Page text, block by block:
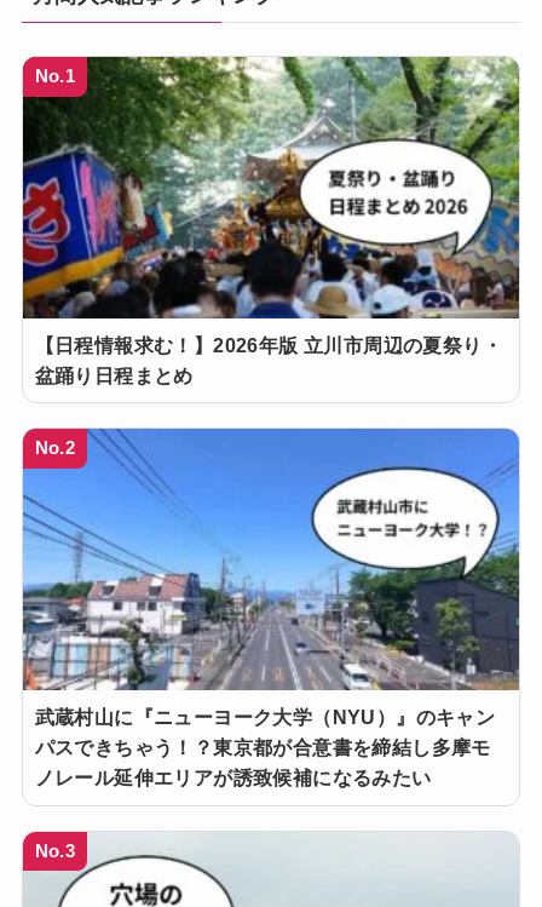
No.1
【日程情報求む！】2026年版 立川市周辺の夏祭り・
盆踊り日程まとめ
No.2
武蔵村山に『ニューヨーク大学（NYU）』のキャン
パスできちゃう！？東京都が合意書を締結し多摩モ
ノレール延伸エリアが誘致候補になるみたい
No.3